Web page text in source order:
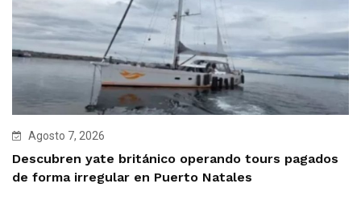
Agosto 7, 2026
Descubren yate británico operando tours pagados
de forma irregular en Puerto Natales